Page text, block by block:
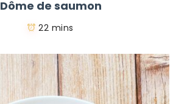
Dôme de saumon
22 mins